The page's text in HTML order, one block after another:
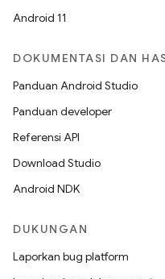
Android 11
DOKUMENTASI DAN
Panduan Android Studio
Panduan developer
Referensi API
Download Studio
Android NDK
DUKUNGAN
Laporkan bug platform